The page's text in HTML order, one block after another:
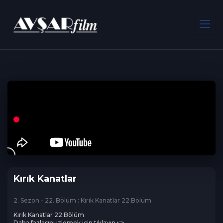
ANA SAYFA
Kırık Kanatlar
2. Sezon - 22. Bölüm : Kırık Kanatlar 22.Bölüm
Kırık Kanatlar 22.Bölüm